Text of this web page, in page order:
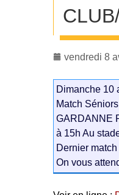
vendredi 8
Dimanche 10
Match Séniors
GARDANNE
à 15h Au
Dernier
On vous